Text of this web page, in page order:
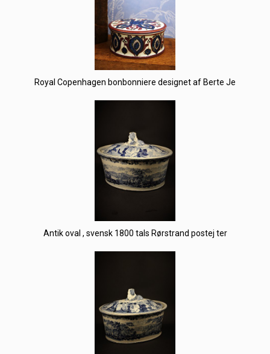
Royal Copenhagen bonbonniere designet af Berte Je
Antik oval , svensk 1800 tals Rørstrand postej ter